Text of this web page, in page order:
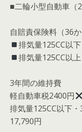
■二輪小型自動車（
自賠責保険料（36か
排気量125CC以
排気量125CC以
3年間の維持費
軽自動車税2400円
排気量125CC以
17,790円